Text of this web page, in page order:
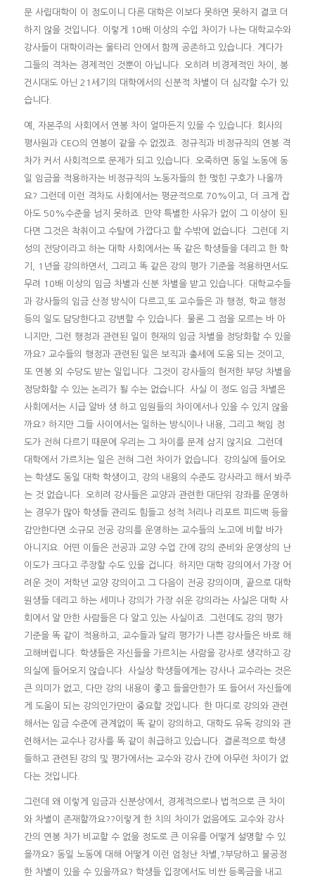
문 사립대학이 이 정도이니 다른 대학은 이보다 못하면 못하지 결코 더
하지 않을 것입니다. 이렇게 10배 이상의 수입 차이가 나는 대학교수와
강사들이 대학이라는 울타리 안에서 함께 공존하고 있습니다. 게다가
그들의 격차는 경제적인 것뿐이 아닙니다. 오히려 비경제적인 차이, 봉
건시대도 아닌 21세기의 대학에서의 신분적 차별이 더 심각할 수가 있
습니다.
예, 자본주의 사회에서 연봉 차이 얼마든지 있을 수 있습니다. 회사의
평사원과 CEO의 연봉이 같을 수 없겠죠. 정규직과 비정규직의 연봉 격
차가 커서 사회적으로 문제가 되고 있습니다. 오죽하면 동일 노동에 동
일 임금을 적용하자는 비정규직의 노동자들의 한 맺힌 구호가 나올까
요? 그런데 이런 격차도 사회에서는 평균적으로 70%이고, 더 크게 잡
아도 50%수준을 넘지 못하죠. 만약 특별한 사유가 없이 그 이상이 된
다면 그것은 착취이고 수탈에 가깝다고 할 수밖에 없습니다. 그런데 지
성의 전당이라고 하는 대학 사회에서는 똑 같은 학생들을 데리고 한 학
기, 1년을 강의하면서, 그리고 똑 같은 강의 평가 기준을 적용하면서도
무려 10배 이상의 임금 차별과 신분 차별을 받고 있습니다. 대학교수들
과 강사들의 임금 산정 방식이 다르고,또 교수들은 과 행정, 학교 행정
등의 일도 담당한다고 강변할 수 있습니다. 물론 그 점을 모르는 바 아
니지만, 그런 행정과 관련된 일이 현재의 임금 차별을 정당화할 수 있을
까요? 교수들의 행정과 관련된 일은 보직과 출세에 도움 되는 것이고,
또 연봉 외 수당도 받는 일입니다. 그것이 강사들의 현저한 부당 차별을
정당화할 수 있는 논리가 될 수는 없습니다. 사실 이 정도 임금 차별은
사회에서는 시급 알바 생 하고 임원들의 차이에서나 있을 수 있지 않을
까요? 하지만 그들 사이에서는 일하는 방식이나 내용, 그리고 책임 정
도가 전혀 다르기 때문에 우리는 그 차이를 문제 삼지 않지요. 그런데
대학에서 가르치는 일은 전혀 그런 차이가 없습니다. 강의실에 들어오
는 학생도 동일 대학 학생이고, 강의 내용의 수준도 강사라고 해서 봐주
는 것 없습니다. 오히려 강사들은 교양과 관련한 대단위 강좌를 운영하
는 경우가 많아 학생들 관리도 힘들고 성적 처리나 리포트 피드백 등을
감안한다면 소규모 전공 강의를 운영하는 교수들의 노고에 비할 바가
아니지요. 어떤 이들은 전공과 교양 수업 간에 강의 준비와 운영상의 난
이도가 크다고 주장할 수도 있을 겁니다. 하지만 대학 강의에서 가장 어
려운 것이 저학년 교양 강의이고 그 다음이 전공 강의이며, 끝으로 대학
원생들 데리고 하는 세미나 강의가 가장 쉬운 강의라는 사실은 대학 사
회에서 알 만한 사람들은 다 알고 있는 사실이죠. 그런데도 강의 평가
기준을 똑 같이 적용하고, 교수들과 달리 평가가 나쁜 강사들은 바로 해
고해버립니다. 학생들은 자신들을 가르치는 사람을 강사로 생각하고 강
의실에 들어오지 않습니다. 사실상 학생들에게는 강사나 교수라는 것은
큰 의미가 없고, 다만 강의 내용이 좋고 들을만한가 또 들어서 자신들에
게 도움이 되는 강의인가만이 중요할 것입니다. 한 마디로 강의와 관련
해서는 임금 수준에 관계없이 똑 같이 강의하고, 대학도 유독 강의와 관
련해서는 교수나 강사를 똑 같이 취급하고 있습니다. 결론적으로 학생
들하고 관련된 강의 및 평가에서는 교수와 강사 간에 아무런 차이가 없
다는 것입니다.
그런데 왜 이렇게 임금과 신분상에서, 경제적으로나 법적으로 큰 차이
와 차별이 존재할까요??이렇게 한 치의 차이가 없음에도 교수와 강사
간의 연봉 차가 비교할 수 없을 정도로 큰 이유를 어떻게 설명할 수 있
을까요? 동일 노동에 대해 어떻게 이런 엄청난 차별,?부당하고 불공정
한 차별이 있을 수 있을까요? 학생들 입장에서도 비싼 등록금을 내고